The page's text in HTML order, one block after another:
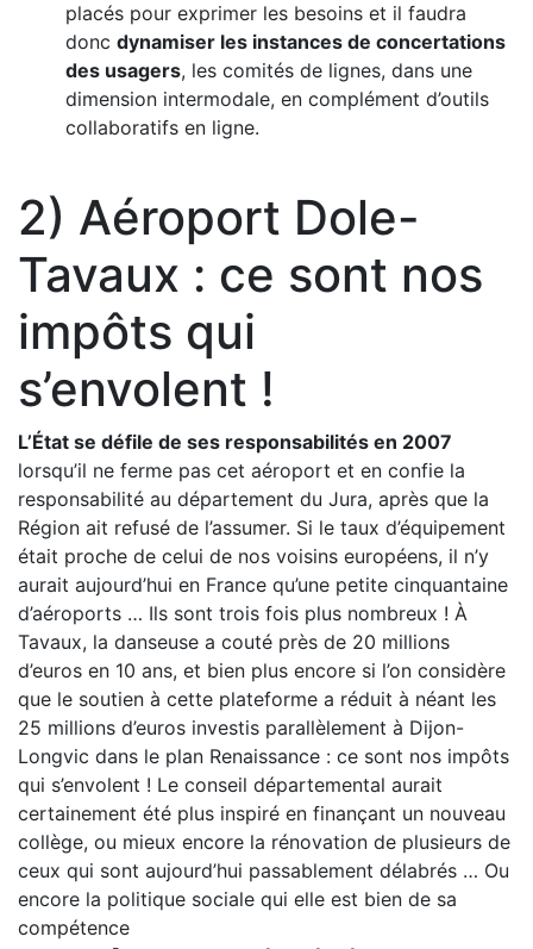
placés pour exprimer les besoins et il faudra
donc dynamiser les instances de concertations
des usagers, les comités de lignes, dans une
dimension intermodale, en complément d’outils
collaboratifs en ligne.
2) Aéroport Dole-
Tavaux : ce sont nos
impôts qui
s’envolent !
L’État se défile de ses responsabilités en 2007
lorsqu’il ne ferme pas cet aéroport et en confie la
responsabilité au département du Jura, après que la
Région ait refusé de l’assumer. Si le taux d’équipement
était proche de celui de nos voisins européens, il n’y
aurait aujourd’hui en France qu’une petite cinquantaine
d’aéroports … Ils sont trois fois plus nombreux ! À
Tavaux, la danseuse a couté près de 20 millions
d’euros en 10 ans, et bien plus encore si l’on considère
que le soutien à cette plateforme a réduit à néant les
25 millions d’euros investis parallèlement à Dijon-
Longvic dans le plan Renaissance : ce sont nos impôts
qui s’envolent ! Le conseil départemental aurait
certainement été plus inspiré en finançant un nouveau
collège, ou mieux encore la rénovation de plusieurs de
ceux qui sont aujourd’hui passablement délabrés … Ou
encore la politique sociale qui elle est bien de sa
compétence